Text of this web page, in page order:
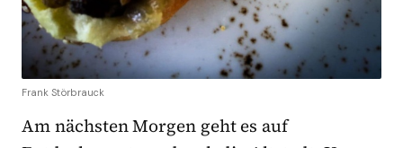
Frank Störbrauck
Am nächsten Morgen geht es auf